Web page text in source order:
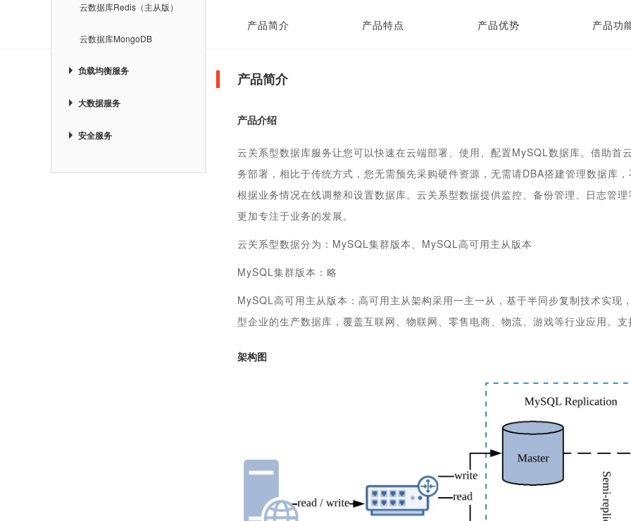
云数据库Redis（主从版）
云数据库MongoDB
负载均衡服务
大数据服务
安全服务
产品简介 产品特点 产品优势 产品功
产品简介
产品介绍
云关系型数据库服务让您可以快速在云端部署、使用、配置MySQL数据库。借助
务部署，相比于传统方式，您无需预先采购硬件资源，无需请DBA搭建管理数据库
根据业务情况在线调整和设置数据库。云关系型数据提供监控、备份管理、日志管
更加专注于业务的发展。
云关系型数据分为：MySQL集群版本、MySQL高可用主从版本
MySQL集群版本：略
MySQL高可用主从版本：高可用主从架构采用一主一从，基于半同步复制技术实现
型企业的生产数据库，覆盖互联网、物联网、零售电商、物流、游戏等行业应用。
架构图